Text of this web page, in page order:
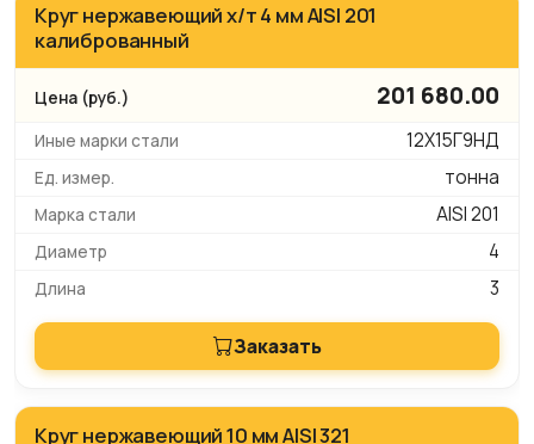
Круг нержавеющий х/т 4 мм AISI 201
калиброванный
201 680.00
12Х15Г9НД
тонна
AISI 201
4
3
Заказать
Круг нержавеющий 10 мм AISI 321